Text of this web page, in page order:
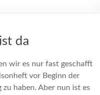
da
wir es nur fast geschafft
vor Beginn der
zu haben. Aber nun ist es